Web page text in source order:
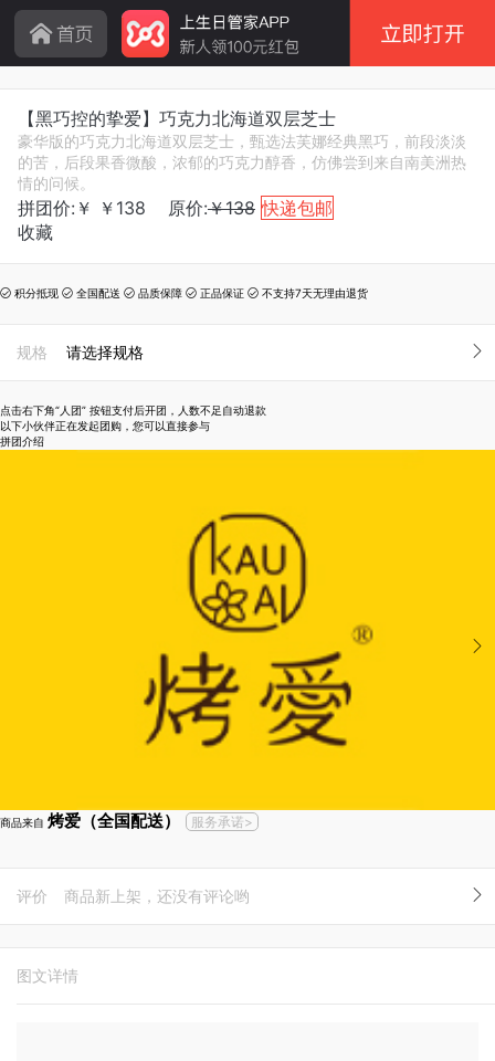
【黑巧控的挚爱】巧克力北海道双层芝士
豪华版的巧克力北海道双层芝士，甄选法芙娜经典黑巧，前段淡淡
的苦，后段果香微酸，浓郁的巧克力醇香，仿佛尝到来自南美洲热
情的问候。
拼团价:￥ ￥ 138 原价:￥138 快递包邮
收藏
 积分抵现  全国配送  品质保障  正品保证  不支持7天无理由退货
规格 请选择规格
点击右下角“人团” 按钮支付后开团，人数不足自动退款
以下小伙伴正在发起团购，您可以直接参与
拼团介绍
商品来自 烤爱（全国配送） 服务承诺>
评价 商品新上架，还没有评论哟
图文详情